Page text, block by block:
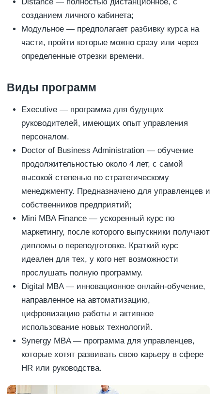
Distance — полностью дистанционное, с
созданием личного кабинета;
Модульное — предполагает разбивку курса на
части, пройти которые можно сразу или через
определенные отрезки времени.
Виды программ
Executive — программа для будущих
руководителей, имеющих опыт управления
персоналом.
Doctor of Business Administration — обучение
продолжительностью около 4 лет, с самой
высокой степенью по стратегическому
менеджменту. Предназначено для управленцев и
собственников предприятий;
Mini MBA Finance — ускоренный курс по
маркетингу, после которого выпускники получают
дипломы о переподготовке. Краткий курс
идеален для тех, у кого нет возможности
прослушать полную программу.
Digital MBA — инновационное онлайн-обучение,
направленное на автоматизацию,
цифровизацию работы и активное
использование новых технологий.
Synergy MBA — программа для управленцев,
которые хотят развивать свою карьеру в сфере
HR или руководства.